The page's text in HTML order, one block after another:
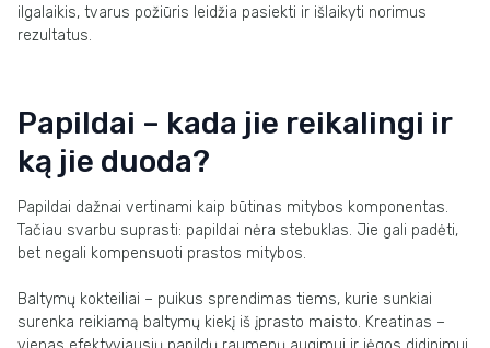
ilgalaikis, tvarus požiūris leidžia pasiekti ir išlaikyti norimus
rezultatus.
Papildai – kada jie reikalingi ir
ką jie duoda?
Papildai dažnai vertinami kaip būtinas mitybos komponentas.
Tačiau svarbu suprasti: papildai nėra stebuklas. Jie gali padėti,
bet negali kompensuoti prastos mitybos.
Baltymų kokteiliai – puikus sprendimas tiems, kurie sunkiai
surenka reikiamą baltymų kiekį iš įprasto maisto. Kreatinas –